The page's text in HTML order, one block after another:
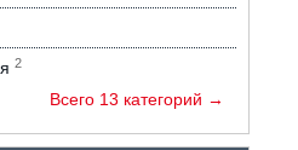
2
Всего 13 категорий →